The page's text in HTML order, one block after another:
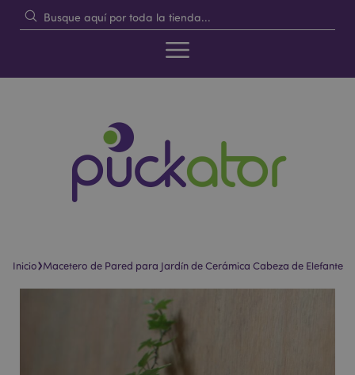
Inicio›Macetero de Pared para Jardín de Cerámica Cabeza de Elefante